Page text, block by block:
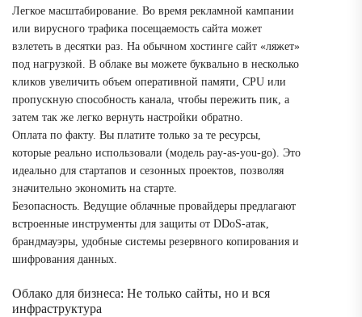
Легкое масштабирование. Во время рекламной кампании
или вирусного трафика посещаемость сайта может
взлететь в десятки раз. На обычном хостинге сайт «ляжет»
под нагрузкой. В облаке вы можете буквально в несколько
кликов увеличить объем оперативной памяти, CPU или
пропускную способность канала, чтобы пережить пик, а
затем так же легко вернуть настройки обратно.
Оплата по факту. Вы платите только за те ресурсы,
которые реально использовали (модель pay-as-you-go). Это
идеально для стартапов и сезонных проектов, позволяя
значительно экономить на старте.
Безопасность. Ведущие облачные провайдеры предлагают
встроенные инструменты для защиты от DDoS-атак,
брандмауэры, удобные системы резервного копирования и
шифрования данных.
Облако для бизнеса: Не только сайты, но и вся
инфраструктура